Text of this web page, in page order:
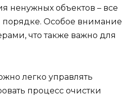
ненужных объектов – все
порядке. Особое внимание
что также важно для
легко управлять
процесс очистки